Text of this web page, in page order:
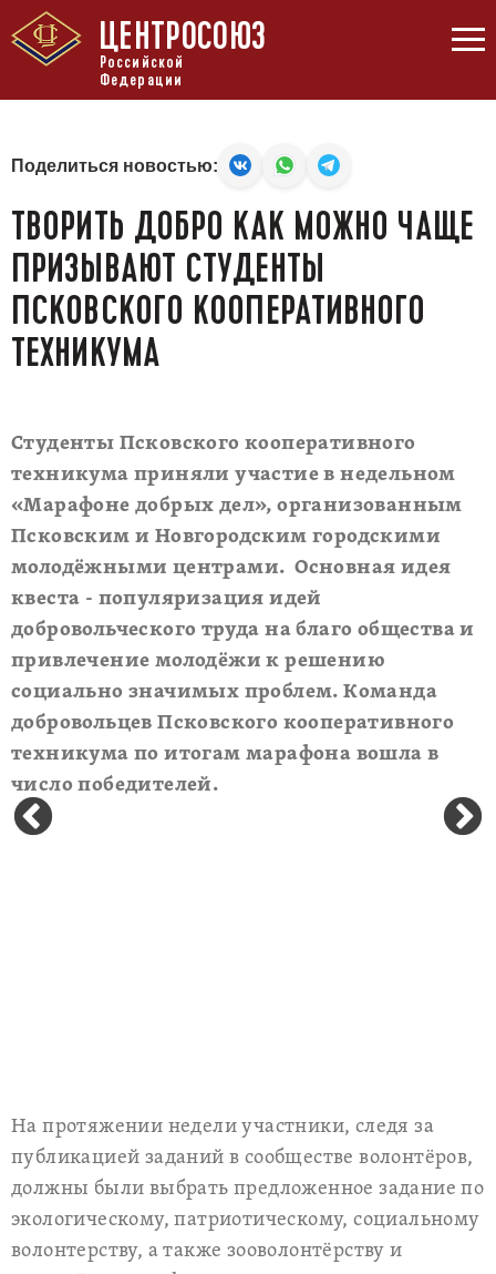
ЦЕНТРОСОЮЗ
Российской
Федерации
Поделиться новостью:
ТВОРИТЬ ДОБРО КАК МОЖНО ЧАЩЕ
ПРИЗЫВАЮТ СТУДЕНТЫ
ПСКОВСКОГО КООПЕРАТИВНОГО
ТЕХНИКУМА
Студенты Псковского кооперативного
техникума приняли участие в недельном
«Марафоне добрых дел», организованным
Псковским и Новгородским городскими
молодёжными центрами. Основная идея
квеста - популяризация идей
добровольческого труда на благо общества и
привлечение молодёжи к решению
социально значимых проблем. Команда
добровольцев Псковского кооперативного
техникума по итогам марафона вошла в
число победителей.
На протяжении недели участники, следя за
публикацией заданий в сообществе волонтёров,
должны были выбрать предложенное задание по
экологическому, патриотическому, социальному
волонтерству, а также зооволонтёрству и